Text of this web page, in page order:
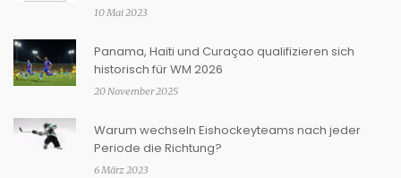
10 Mai 2023
Panama, Haiti und Curaçao qualifizieren sich
historisch für WM 2026
20 November 2025
Warum wechseln Eishockeyteams nach jeder
Periode die Richtung?
6 März 2023